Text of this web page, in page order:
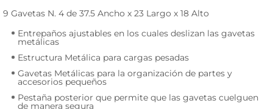
9 Gavetas N. 4 de 37.5 Ancho x 23 Largo x 18 Alto
Entrepaños ajustables en los cuales deslizan las gavetas
metálicas
Estructura Metálica para cargas pesadas
Gavetas Metálicas para la organización de partes y
accesorios pequeños
Pestaña posterior que permite que las gavetas cuelguen
de manera segura